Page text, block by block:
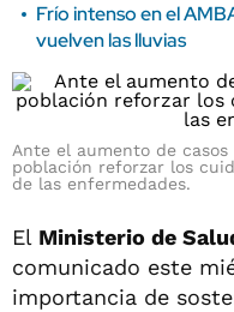
Frío intenso en el
vuelven las lluvias
Ante el aumento de
población reforzar los
de las enfermedades.
El Ministerio de
comunicado este
importancia de